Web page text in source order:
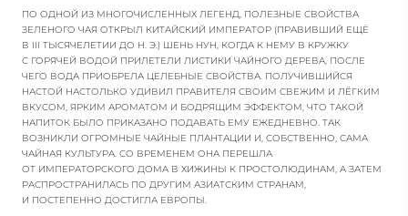
ПО ОДНОЙ ИЗ МНОГОЧИСЛЕННЫХ ЛЕГЕНД, ПОЛЕЗНЫЕ СВОЙСТВА
ЗЕЛЕНОГО ЧАЯ ОТКРЫЛ КИТАЙСКИЙ ИМПЕРАТОР (ПРАВИВШИЙ ЕЩЁ
В III ТЫСЯЧЕЛЕТИИ ДО Н. Э.) ШЕНЬ НУН, КОГДА К НЕМУ В КРУЖКУ
С ГОРЯЧЕЙ ВОДОЙ ПРИЛЕТЕЛИ ЛИСТИКИ ЧАЙНОГО ДЕРЕВА, ПОСЛЕ
ЧЕГО ВОДА ПРИОБРЕЛА ЦЕЛЕБНЫЕ СВОЙСТВА. ПОЛУЧИВШИЙСЯ
НАСТОЙ НАСТОЛЬКО УДИВИЛ ПРАВИТЕЛЯ СВОИМ СВЕЖИМ И ЛЁГКИМ
ВКУСОМ, ЯРКИМ АРОМАТОМ И БОДРЯЩИМ ЭФФЕКТОМ, ЧТО ТАКОЙ
НАПИТОК БЫЛО ПРИКАЗАНО ПОДАВАТЬ ЕМУ ЕЖЕДНЕВНО. ТАК
ВОЗНИКЛИ ОГРОМНЫЕ ЧАЙНЫЕ ПЛАНТАЦИИ И, СОБСТВЕННО, САМА
ЧАЙНАЯ КУЛЬТУРА. СО ВРЕМЕНЕМ ОНА ПЕРЕШЛА
ОТ ИМПЕРАТОРСКОГО ДОМА В ХИЖИНЫ К ПРОСТОЛЮДИНАМ, А ЗАТЕМ
РАСПРОСТРАНИЛАСЬ ПО ДРУГИМ АЗИАТСКИМ СТРАНАМ,
И ПОСТЕПЕННО ДОСТИГЛА ЕВРОПЫ.